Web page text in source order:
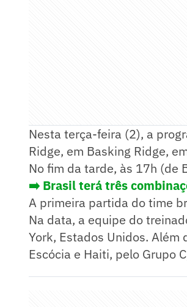
Nesta terça-feira (2), a
Ridge, em Basking Ridge,
No fim da tarde, às 17h (de
➡️ Brasil terá três
A primeira partida do time
Na data, a equipe do
York, Estados Unidos.
Escócia e Haiti, pelo Grupo